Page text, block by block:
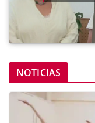
NOTICIAS